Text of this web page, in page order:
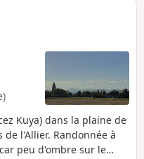
Kuya) dans la plaine de
l'Allier. Randonnée à
peu d'ombre sur le